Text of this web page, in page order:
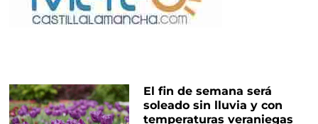
El fin de semana será
soleado sin lluvia y con
temperaturas veraniegas